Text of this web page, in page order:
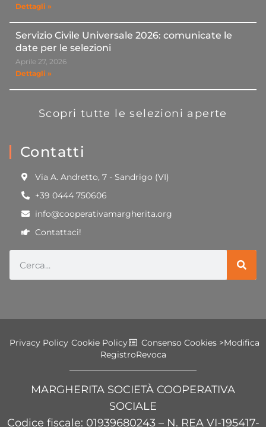
Dettagli »
Servizio Civile Universale 2026: comunicate le
date per le selezioni
Aprile 27, 2026
Dettagli »
Scopri tutte le selezioni aperte
Contatti
Via A. Andretto, 7 - Sandrigo (VI)
+39 0444 750606
info@cooperativamargherita.org
Contattaci!
Privacy Policy Cookie Policy Consenso Cookies >Modifica
RegistroRevoca
MARGHERITA SOCIETÀ COOPERATIVA
SOCIALE
Codice fiscale: 01939680243 – N. REA VI-195417-